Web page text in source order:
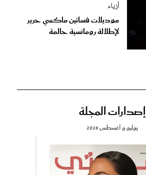
أزياء
موديلات فساتين ماكسي حرير
لإطلالة رومانسية حالمة
إصدارات المجلة
يوليو و أغسطس 2026